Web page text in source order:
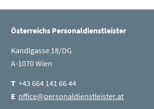
Österreichs Personaldienstleister
Kandlgasse 18/DG
A-1070 Wien
T+43 664 141 66 44
E office@personaldienstleister.at